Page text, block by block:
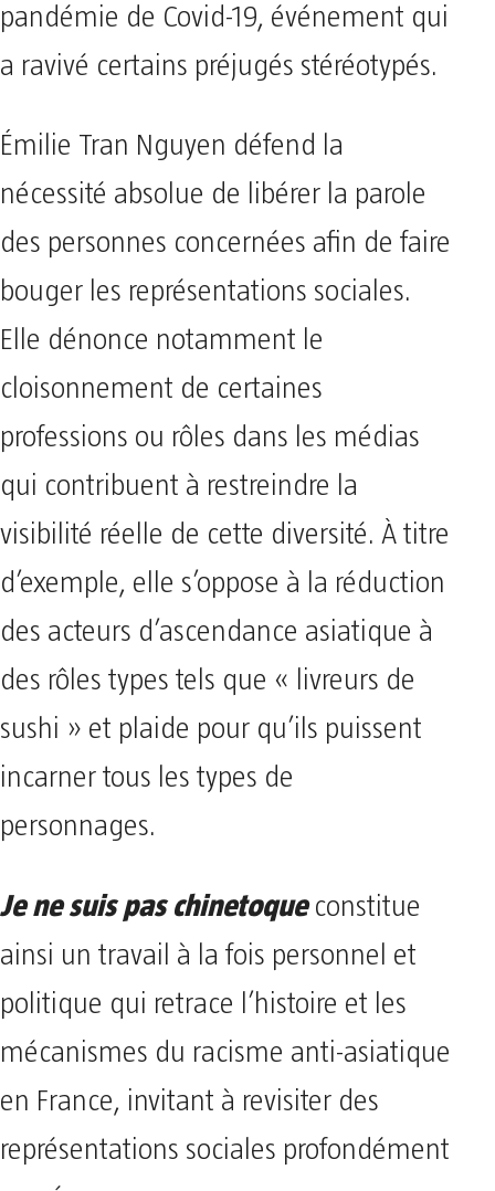
pandémie de Covid-19, événement qui
a ravivé certains préjugés stéréotypés.
Émilie Tran Nguyen défend la
nécessité absolue de libérer la parole
des personnes concernées afin de faire
bouger les représentations sociales.
Elle dénonce notamment le
cloisonnement de certaines
professions ou rôles dans les médias
qui contribuent à restreindre la
visibilité réelle de cette diversité. À titre
d’exemple, elle s’oppose à la réduction
des acteurs d’ascendance asiatique à
des rôles types tels que « livreurs de
sushi » et plaide pour qu’ils puissent
incarner tous les types de
personnages.
Je ne suis pas chinetoqueconstitue
ainsi un travail à la fois personnel et
politique qui retrace l’histoire et les
mécanismes du racisme anti-asiatique
en France, invitant à revisiter des
représentations sociales profondément